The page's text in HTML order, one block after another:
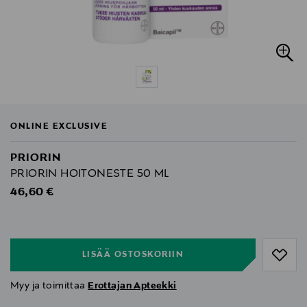
ONLINE EXCLUSIVE
PRIORIN
PRIORIN HOITONESTE 50 ML
Original Price
46,60 €
LISÄÄ OSTOSKORIIN
Myy ja toimittaa Erottajan Apteekki